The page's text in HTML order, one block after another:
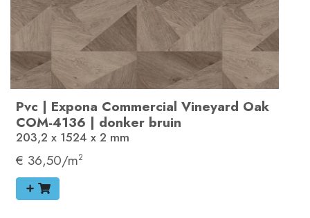
Pvc | Expona Commercial Vineyard Oak
COM-4136 | donker bruin
203,2 x 1524 x 2 mm
€ 36,50/m2